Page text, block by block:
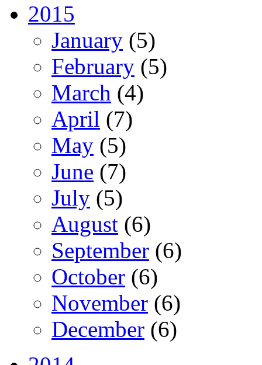
2015
January (5)
February (5)
March (4)
April (7)
May (5)
June (7)
July (5)
August (6)
September (6)
October (6)
November (6)
December (6)